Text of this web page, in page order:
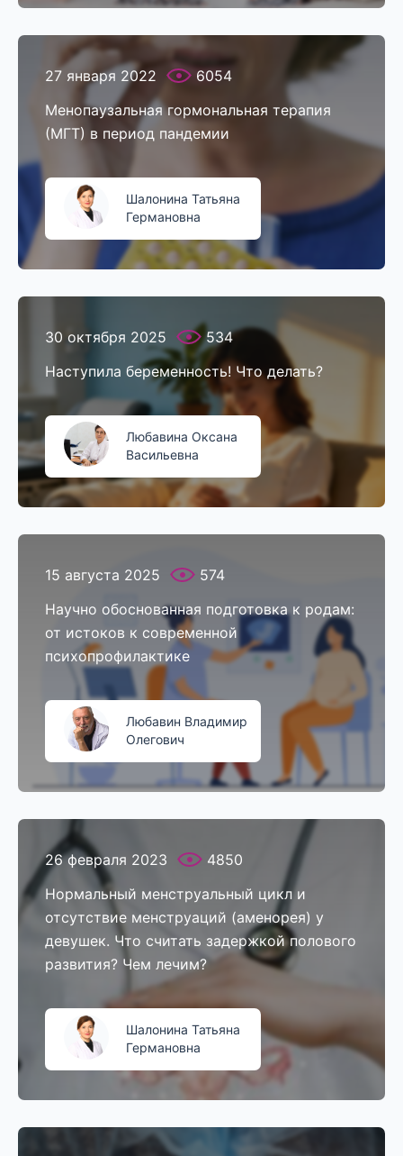
27 января 2022
6054
Менопаузальная гормональная терапия
(МГТ) в период пандемии
Шалонина Татьяна
Германовна
30 октября 2025
534
Наступила беременность! Что делать?
Любавина Оксана
Васильевна
15 августа 2025
574
Научно обоснованная подготовка к родам:
от истоков к современной
психопрофилактике
Любавин Владимир
Олегович
26 февраля 2023
4850
Нормальный менструальный цикл и
отсутствие менструаций (аменорея) у
девушек. Что считать задержкой полового
развития? Чем лечим?
Шалонина Татьяна
Германовна